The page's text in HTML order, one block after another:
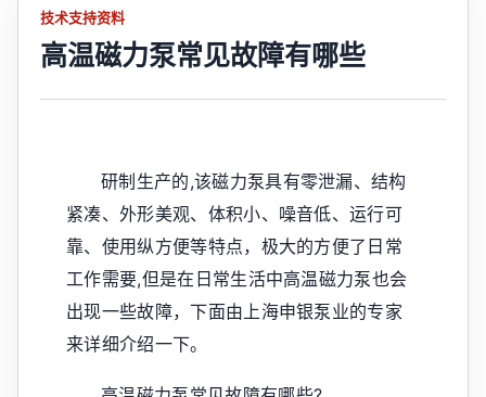
技术支持资料
高温磁力泵常见故障有哪些
研制生产的,该磁力泵具有零泄漏、结构
紧凑、外形美观、体积小、噪音低、运行可
靠、使用纵方便等特点，极大的方便了日常
工作需要,但是在日常生活中高温磁力泵也会
出现一些故障，下面由上海申银泵业的专家
来详细介绍一下。